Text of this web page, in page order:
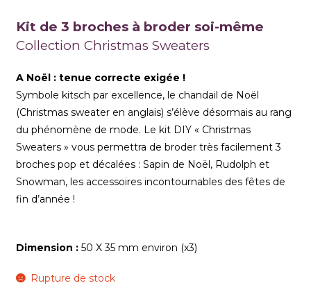
Kit de 3 broches à broder soi-même
Collection Christmas Sweaters
A Noël : tenue correcte exigée !
Symbole kitsch par excellence, le chandail de Noël
(Christmas sweater en anglais) s’élève désormais au rang
du phénomène de mode. Le kit DIY « Christmas
Sweaters » vous permettra de broder très facilement 3
broches pop et décalées : Sapin de Noël, Rudolph et
Snowman, les accessoires incontournables des fêtes de
fin d’année !
Dimension : 50 X 35 mm environ (x3)
Rupture de stock